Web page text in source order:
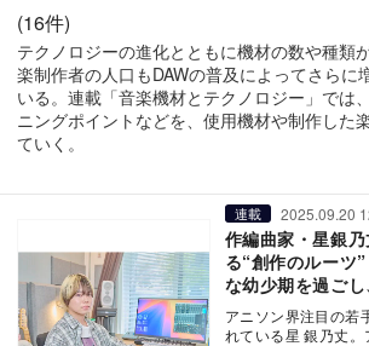
(16件)
テクノロジーの進化とともに機材の数や種類
楽制作者の人口もDAWの普及によってさらに
いる。連載「音楽機材とテクノロジー」では
ニングポイントなどを、使用機材や制作した
ていく。
連載 2025.09.20
作編曲家・星銀
る“創作のルー
な幼少期を過ご
に魂を震わされ
アニソン界注目の若
れている星 銀乃丈